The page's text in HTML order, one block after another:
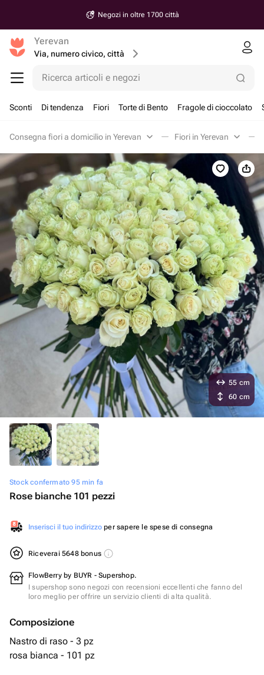
Negozi in oltre 1700 città
Yerevan
Via, numero civico, città
Ricerca articoli e negozi
Sconti Di tendenza Fiori Torte di Bento Fragole di cioccolato
Consegna fiori a domicilio in Yerevan Fiori in Yerevan
Stock confermato 95 min fa
Rose bianche 101 pezzi
Inserisci il tuo indirizzo per sapere le spese di consegna
Riceverai 5648 bonus
FlowBerry by BUYR - Supershop.
I supershop sono negozi con recensioni eccellenti che fanno del
loro meglio per offrire un servizio clienti di alta qualità.
Composizione
Nastro di raso - 3 pz
rosa bianca - 101 pz
55 cm
60 cm